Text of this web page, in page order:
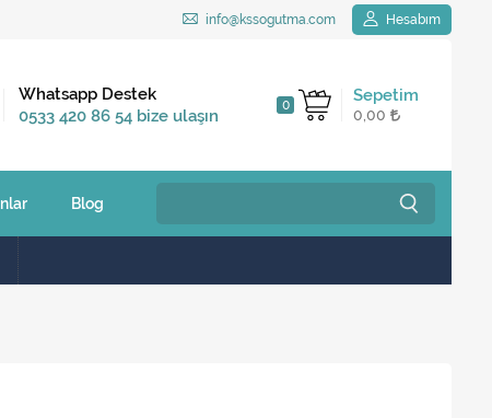
info@kssogutma.com Hesabım
Sepetim
0
0,00
Kargo Bedava
2.500 TL ve üzeri
Whatsapp Destek
0533 420 86 54 bize ulaşın
Blog